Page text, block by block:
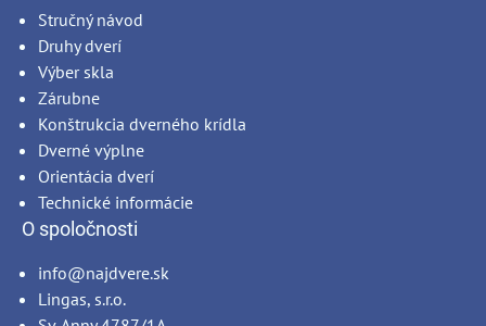
Stručný návod
Druhy dverí
Výber skla
Zárubne
Konštrukcia dverného krídla
Dverné výplne
Orientácia dverí
Technické informácie
O spoločnosti
info@najdvere.sk
Lingas, s.r.o.